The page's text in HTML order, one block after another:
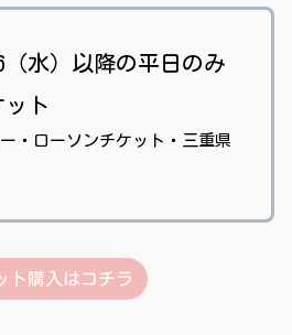
（水）以降の平日のみ
ト
・ローソンチケット・三重県
ト購入はコチラ